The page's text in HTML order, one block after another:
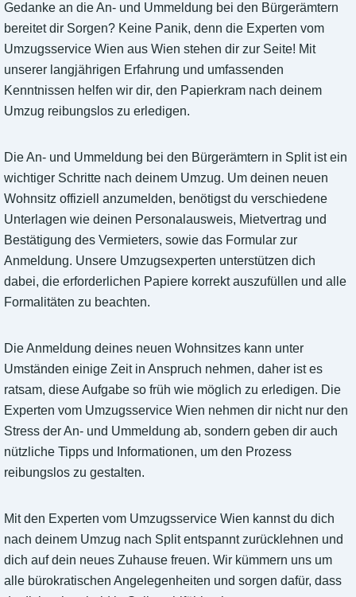
Gedanke an die An- und Ummeldung bei den Bürgerämtern
bereitet dir Sorgen? Keine Panik, denn die Experten vom
Umzugsservice Wien aus Wien stehen dir zur Seite! Mit
unserer langjährigen Erfahrung und umfassenden
Kenntnissen helfen wir dir, den Papierkram nach deinem
Umzug reibungslos zu erledigen.
Die An- und Ummeldung bei den Bürgerämtern in Split ist ein
wichtiger Schritte nach deinem Umzug. Um deinen neuen
Wohnsitz offiziell anzumelden, benötigst du verschiedene
Unterlagen wie deinen Personalausweis, Mietvertrag und
Bestätigung des Vermieters, sowie das Formular zur
Anmeldung. Unsere Umzugsexperten unterstützen dich
dabei, die erforderlichen Papiere korrekt auszufüllen und alle
Formalitäten zu beachten.
Die Anmeldung deines neuen Wohnsitzes kann unter
Umständen einige Zeit in Anspruch nehmen, daher ist es
ratsam, diese Aufgabe so früh wie möglich zu erledigen. Die
Experten vom Umzugsservice Wien nehmen dir nicht nur den
Stress der An- und Ummeldung ab, sondern geben dir auch
nützliche Tipps und Informationen, um den Prozess
reibungslos zu gestalten.
Mit den Experten vom Umzugsservice Wien kannst du dich
nach deinem Umzug nach Split entspannt zurücklehnen und
dich auf dein neues Zuhause freuen. Wir kümmern uns um
alle bürokratischen Angelegenheiten und sorgen dafür, dass